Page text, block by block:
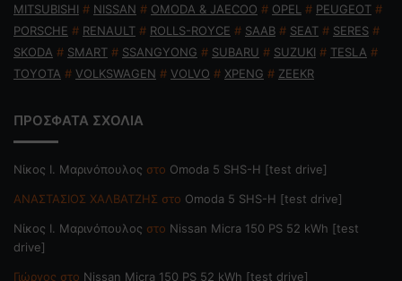
MITSUBISHI # NISSAN # OMODA & JAECOO # OPEL # PEUGEOT #
PORSCHE # RENAULT # ROLLS-ROYCE # SAAB # SEAT # SERES #
SKODA # SMART # SSANGYONG # SUBARU # SUZUKI # TESLA #
TOYOTA # VOLKSWAGEN # VOLVO # XPENG # ZEEKR
ΠΡΟΣΦΑΤΑ ΣΧΟΛΙΑ
Nίκος Ι. Mαρινόπουλος στο Omoda 5 SHS-H [test drive]
ΑΝΑΣΤΑΣΙΟΣ ΧΑΛΒΑΤΖΗΣ στο Omoda 5 SHS-H [test drive]
Nίκος Ι. Mαρινόπουλος στο Nissan Micra 150 PS 52 kWh [test
drive]
Γιώργος στο Nissan Micra 150 PS 52 kWh [test drive]